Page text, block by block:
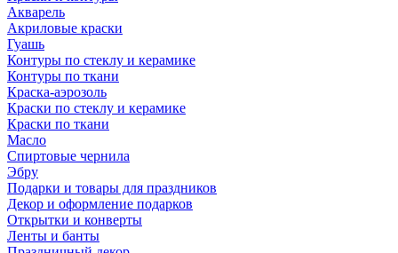
Акварель
Акриловые краски
Гуашь
Контуры по стеклу и керамике
Контуры по ткани
Краска-аэрозоль
Краски по стеклу и керамике
Краски по ткани
Масло
Спиртовые чернила
Эбру
Подарки и товары для праздников
Декор и оформление подарков
Открытки и конверты
Ленты и банты